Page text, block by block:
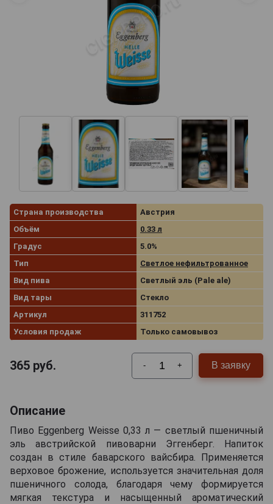
Страна производства
Австрия
Объём
0.33 л
Градус
5.0%
Тип
Светлое нефильтрованное
Вид пива
Светлый эль (Pale ale)
Вид тары
Стекло
Артикул
311752
Условия продаж
Только самовывоз
365 руб. - + В заявку
Описание
Пиво Eggenberg Weisse 0,33 л — светлый пшеничный
эль австрийской пивоварни Эггенберг. Напиток
создан в стиле баварского вайсбира. Применяется
верховое брожение, используется значительная доля
пшеничного солода, благодаря чему формируется
мягкая текстура и насыщенный ароматический